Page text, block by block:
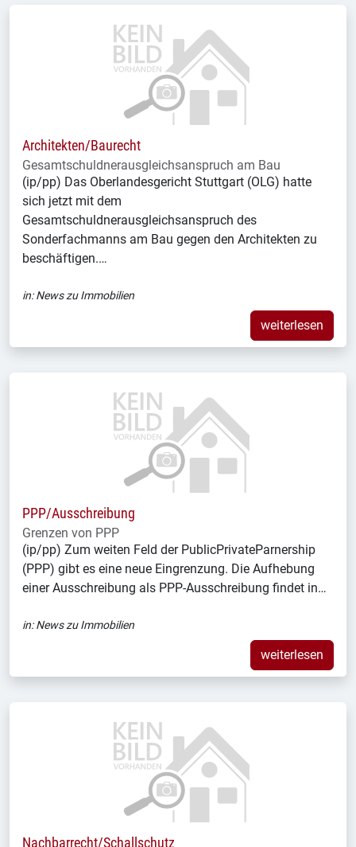
Architekten/Baurecht
Gesamtschuldnerausgleichsanspruch am Bau
(ip/pp) Das Oberlandesgericht Stuttgart (OLG) hatte
sich jetzt mit dem
Gesamtschuldnerausgleichsanspruch des
Sonderfachmanns am Bau gegen den Architekten zu
beschäftigen.…
in:News zu Immobilien
weiterlesen
PPP/Ausschreibung
Grenzen von PPP
(ip/pp) Zum weiten Feld der PublicPrivateParnership
(PPP) gibt es eine neue Eingrenzung. Die Aufhebung
einer Ausschreibung als PPP-Ausschreibung findet in…
in:News zu Immobilien
weiterlesen
Nachbarrecht/Schallschutz